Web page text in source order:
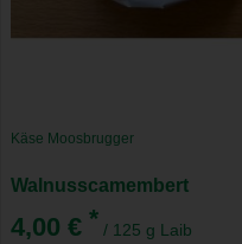
Käse Moosbrugger
Walnusscamembert
4,00 €* / 125 g Laib